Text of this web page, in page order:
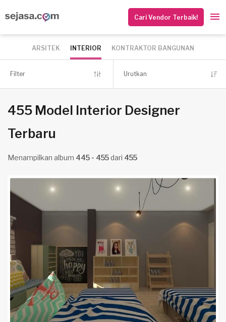
Cari Vendor Terbaik!
ARSITEK INTERIOR KONTRAKTOR BANGUNAN
Filter Urutkan
455 Model Interior Designer
Terbaru
Menampilkan album 445 - 455dari 455